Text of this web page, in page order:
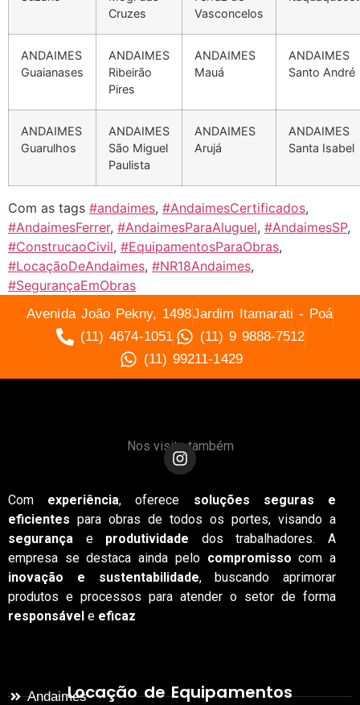
Cruzes
Vasconcelos
ANDAIMES
Guaianases
ANDAIMES
Ribeirão
Pires
ANDAIMES
Mauá
ANDAIMES
Santo André
ANDAIMES
Guarulhos
ANDAIMES
São Miguel
Paulista
ANDAIMES
Arujá
ANDAIMES
Santa Isabel
Com as tags #andaimes, #AndaimesCertificados,
#AndaimesFerrer, #AndaimesParaAluguel, #AndaimesSP,
#ConstrucaoCivil, #EquipamentosParaObras,
#LocaçãoDeAndaimes, #NR18Andaimes,
#SegurançaEmObras
Avenida João Pekny, 1498Jardim Itamarati - Poá
(11) 4674-1051
(11) 9 9888-7512
(11) 99211-1429
Nos visite também
Com experiência, oferece soluções seguras e
eficientes para obras de todos os portes, visando a
segurança e produtividade dos trabalhadores. A
empresa se destaca ainda pelo compromisso com a
inovação e sustentabilidade, buscando aprimorar
produtos e processos para atender o setor de forma
responsável e eficaz
Locação de Equipamentos
Andaimes